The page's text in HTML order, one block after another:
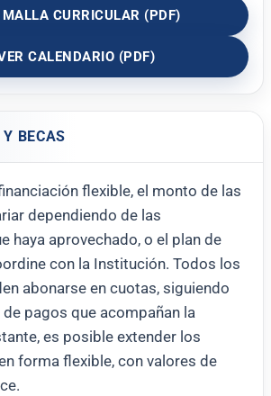
MALLA CURRICULAR (PDF)
CALENDARIO (PDF)
BECAS
flexible, el monto de las
dependiendo de las
haya aprovechado, o el plan de
con la Institución. Todos los
abonarse en cuotas, siguiendo
de pagos que acompañan la
es posible extender los
forma flexible, con valores de